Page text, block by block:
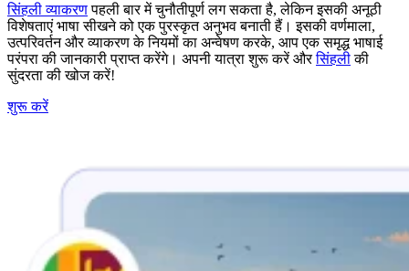
सिंहली व्याकरणपहली बार में चुनौतीपूर्ण लग सकता है, लेकिन इसकी अनूठी
विशेषताएं भाषा सीखने को एक पुरस्कृत अनुभव बनाती हैं। इसकी वर्णमाला,
उत्परिवर्तन और व्याकरण के नियमों का अन्वेषण करके, आप एक समृद्ध भाषाई
परंपरा की जानकारी प्राप्त करेंगे। अपनी यात्रा शुरू करें औरसिंहलीकी
सुंदरता की खोज करें!
शुरू करें